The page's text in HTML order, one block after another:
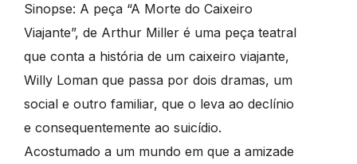
Sinopse: A peça “A Morte do Caixeiro
Viajante”, de Arthur Miller é uma peça teatral
que conta a história de um caixeiro viajante,
Willy Loman que passa por dois dramas, um
social e outro familiar, que o leva ao declínio
e consequentemente ao suicídio.
Acostumado a um mundo em que a amizade